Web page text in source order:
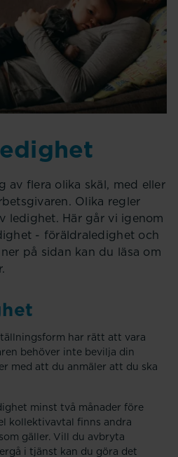
av flera olika skäl, med eller
Olika regler
ledighet. Här går vi igenom
- föräldraledighet och
på sidan kan du läsa om
har rätt att vara
behöver inte bevilja din
med att du anmäler att du ska
minst två månader före
kollektivavtal finns andra
gäller. Vill du avbryta
i tjänst kan du göra det